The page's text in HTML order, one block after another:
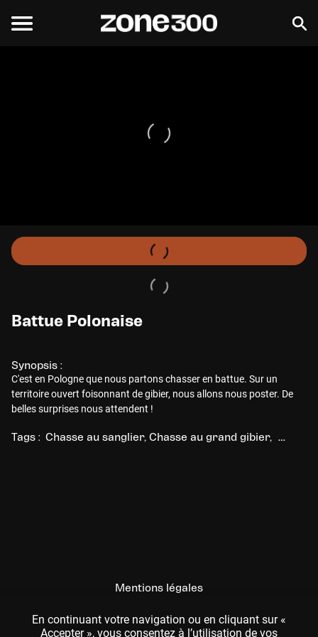
Battue Polonaise
Synopsis :
C'est en Pologne que nous partons chasser en battue. Sur un
territoire ouvert foisonnant de gibier, nous allons nous poster. De
belles surprises nous attendent !
Tags : Chasse au sanglier Chasse au grand gibier
Mentions légales
CGU
En continuant votre navigation ou en cliquant sur «
Accepter », vous consentez à l’utilisation de vos